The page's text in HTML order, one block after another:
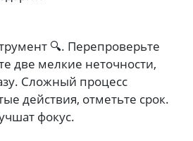
🔍. Перепроверьте
две мелкие неточности,
Сложный процесс
действия, отметьте срок.
фокус.